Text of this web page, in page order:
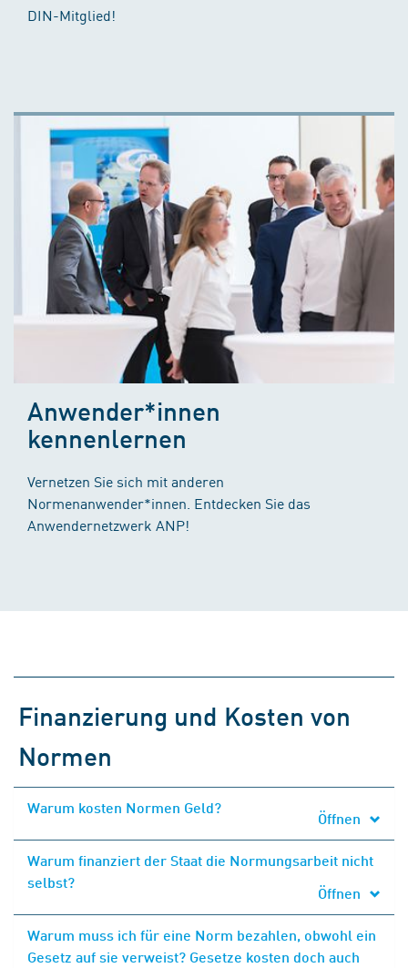
DIN-Mitglied!
Anwender*innen
kennenlernen
Vernetzen Sie sich mit anderen
Normenanwender*innen. Entdecken Sie das
Anwendernetzwerk ANP!
Finanzierung und Kosten von
Normen
Warum kosten Normen Geld?
Öffnen
Warum finanziert der Staat die Normungsarbeit nicht
selbst?
Öffnen
Warum muss ich für eine Norm bezahlen, obwohl ein
Gesetz auf sie verweist? Gesetze kosten doch auch